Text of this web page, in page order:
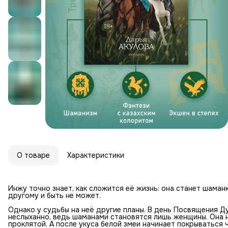
О товаре Характеристики
Инжу точно знает, как сложится её жизнь: она станет
другому и быть не может.
Однако у судьбы на неё другие планы. В день Посвящения
неслыханно, ведь шаманами становятся лишь женщины. Она
проклятой. А после укуса белой змеи начинает покрываться